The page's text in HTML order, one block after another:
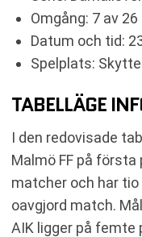
Omgång: 7 av 26
Datum och tid:
Spelplats:
TABELLÄGE
I den redovisade
Malmö FF på
matcher och har
oavgjord match.
AIK ligger på femte